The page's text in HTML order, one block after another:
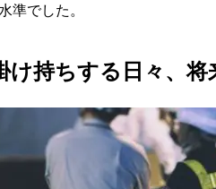
準でした。
け持ちする日々、将